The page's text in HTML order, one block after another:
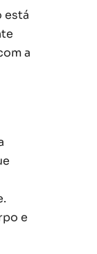
está
a
e